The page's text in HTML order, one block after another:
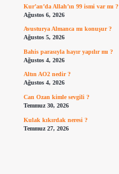
Kur’an’da Allah’ın 99 ismi var mı ?
Ağustos 6, 2026
Avusturya Almanca mı konuşur ?
Ağustos 5, 2026
Bahis parasıyla hayır yapılır mı ?
Ağustos 4, 2026
Altın AO2 nedir ?
Ağustos 4, 2026
Can Ozan kimle sevgili ?
Temmuz 30, 2026
Kulak kıkırdak neresi ?
Temmuz 27, 2026